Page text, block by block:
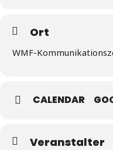
Ort
WMF-
CALENDAR
Veranstalter